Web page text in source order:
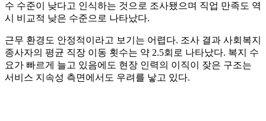
수 수준이 낮다고 인식하는 것으로 조사됐으며 직업 만족도 역
시 비교적 낮은 수준으로 나타났다.
근무 환경도 안정적이라고 보기는 어렵다. 조사 결과 사회복지
종사자의 평균 직장 이동 횟수는 약 2.5회로 나타났다. 복지 수
요가 빠르게 늘고 있음에도 현장 인력의 이직이 잦은 구조는
서비스 지속성 측면에서도 우려를 낳고 있다.